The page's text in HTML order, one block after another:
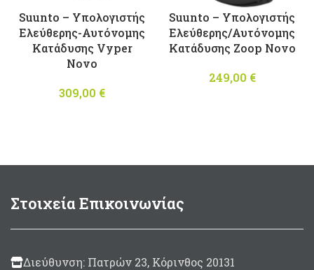
Suunto – Υπολογιστής
Ελεύθερης-Αυτόνομης
Κατάδυσης Vyper
Novo
309,00 €
Suunto – Υπολογιστής
Ελεύθερης/Αυτόνομης
Κατάδυσης Zoop Novo
249,00 €
Στοιχεία Επικοινωνίας
Διεύθυνση: Πατρών 23, Κόρινθος 20131